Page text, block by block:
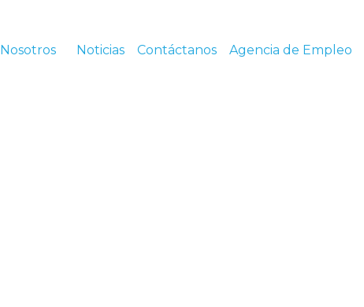
Nosotros Noticias Contáctanos Agencia de Empleo